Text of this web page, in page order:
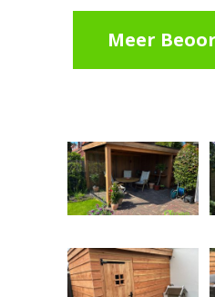
Meer